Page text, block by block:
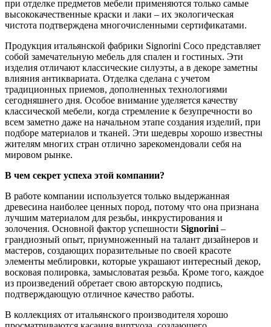
при отделке предметов мебели применяются только самые
высококачественные краски и лаки – их экологическая
чистота подтверждена многочисленными сертификатами.
Продукция итальянской фабрики Signorini Coco представляет
собой замечательную мебель для спален и гостиных. Эти
изделия отличают классические силуэты, а в декоре заметны
влияния антиквариата. Отделка сделана с учетом
традиционных приемов, дополненных технологиями
сегодняшнего дня. Особое внимание уделяется качеству
классической мебели, когда стремление к безупречности во
всем заметно даже на начальном этапе создания изделий, при
подборе материалов и тканей. Эти шедевры хорошо известны
жителям многих стран отлично зарекомендовали себя на
мировом рынке.
В чем секрет успеха этой компании?
В работе компании используется только выдержанная
древесина наиболее ценных пород, потому что она признана
лучшим материалом для резьбы, инкрустирования и
золочения. Основной фактор успешности Signorini –
грандиозный опыт, приумноженный на талант дизайнеров и
мастеров, создающих поразительные по своей красоте
элементы меблировки, которые украшают интересный декор,
восковая полировка, замысловатая резьба. Кроме того, каждое
из произведений обретает свою авторскую подпись,
подтверждающую отличное качество работы.
В коллекциях от итальянского производителя хорошо